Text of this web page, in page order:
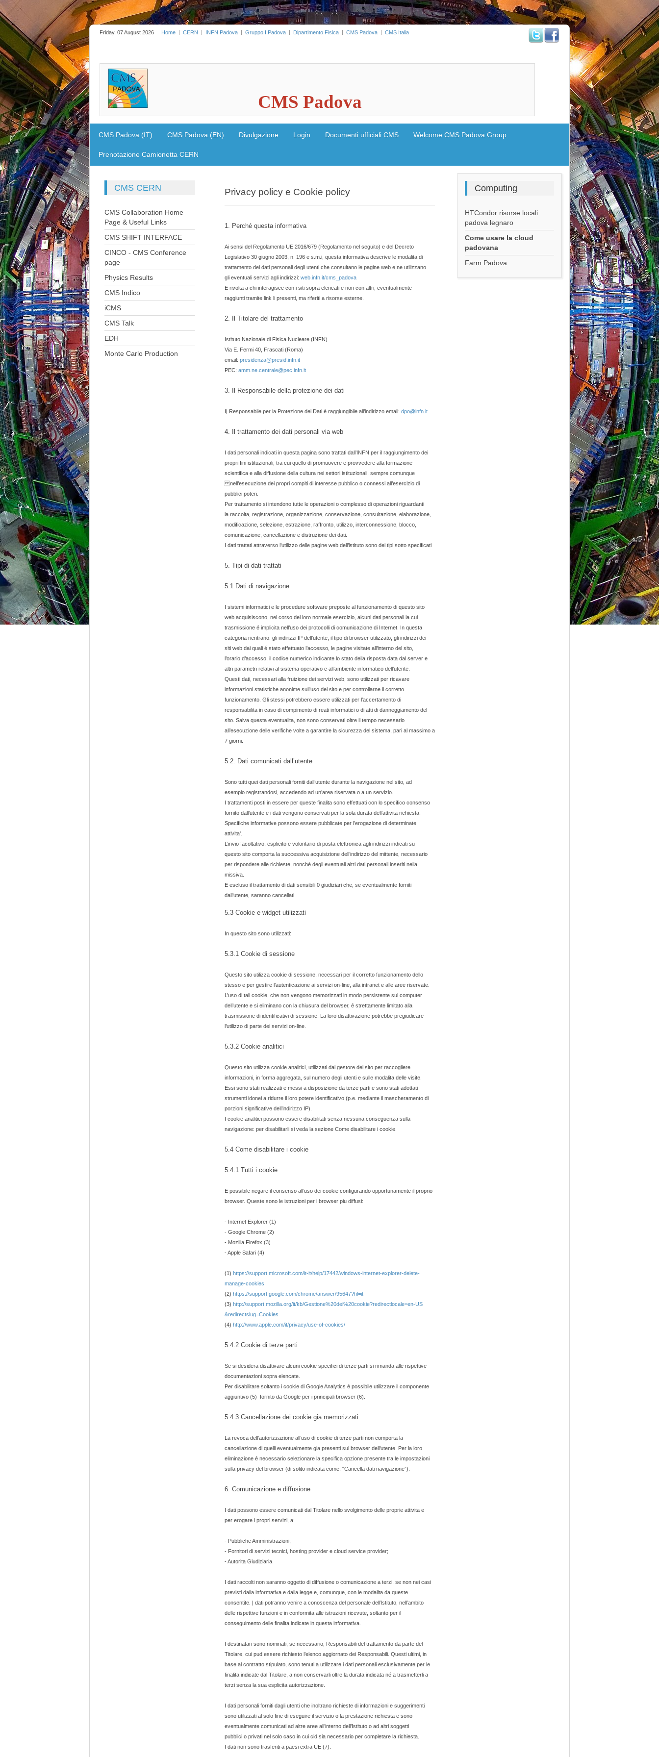
Friday, 07 August 2026 Home CERN INFN Padova Gruppo I Padova Dipartimento Fisica CMS Padova CMS Italia
                         CMS Padova
CMS Padova (IT) CMS Padova (EN) Divulgazione Login Documenti ufficiali CMS Welcome CMS Padova Group
Prenotazione Camionetta CERN
Privacy policy e Cookie policy
1. Perché questa informativa
Ai sensi del Regolamento UE 2016/679 (Regolamento nel seguito) e del Decreto
Legislativo 30 giugno 2003, n. 196 e s.m.i, questa informativa descrive le modalita di
trattamento dei dati personali degli utenti che consultano le pagine web e ne utilizzano
gli eventuali servizi agli indirizzi: web.infn.it/cms_padova
E rivolta a chi interagisce con i siti sopra elencati e non con altri, eventualmente
raggiunti tramite link li presenti, ma riferiti a risorse esterne.
2. Il Titolare del trattamento
Istituto Nazionale di Fisica Nucleare (INFN)
Via E. Fermi 40, Frascati (Roma)
email: presidenza@presid.infn.it
PEC: amm.ne.centrale@pec.infn.it
3. Il Responsabile della protezione dei dati
I| Responsabile per la Protezione dei Dati é raggiungibile all’indirizzo email: dpo@infn.it
4. Il trattamento dei dati personali via web
I dati personali indicati in questa pagina sono trattati dall’INFN per il raggiungimento dei
propri fini istituzionali, tra cui quello di promuovere e provvedere alla formazione
scientifica e alla diffusione della cultura nei settori istituzionali, sempre comunque
nell’esecuzione dei propri compiti di interesse pubblico o connessi all’esercizio di
pubblici poteri.
Per trattamento si intendono tutte le operazioni o complesso di operazioni riguardanti
la raccolta, registrazione, organizzazione, conservazione, consultazione, elaborazione,
modificazione, selezione, estrazione, raffronto, utilizzo, interconnessione, blocco,
comunicazione, cancellazione e distruzione dei dati.
I dati trattati attraverso l’utilizzo delle pagine web dell’lstituto sono dei tipi sotto specificati
5. Tipi di dati trattati
5.1 Dati di navigazione
I sistemi informatici e le procedure software preposte al funzionamento di questo sito
web acquisiscono, nel corso del loro normale esercizio, alcuni dati personali la cui
trasmissione é implicita nell’uso dei protocolli di comunicazione di Internet. In questa
categoria rientrano: gli indirizzi IP dell’utente, il tipo di browser utilizzato, gli indirizzi dei
siti web dai quali é stato effettuato l’accesso, le pagine visitate all’interno del sito,
l’orario d’accesso, il codice numerico indicante lo stato della risposta data dal server e
altri parametri relativi al sistema operativo e all’ambiente informatico dell’utente.
Questi dati, necessari alla fruizione dei servizi web, sono utilizzati per ricavare
informazioni statistiche anonime sull’uso del sito e per controllarne il corretto
funzionamento. Gli stessi potrebbero essere utilizzati per l’accertamento di
responsabilita in caso di compimento di reati informatici o di atti di danneggiamento del
sito. Salva questa eventualita, non sono conservati oltre il tempo necessario
all’esecuzione delle verifiche volte a garantire la sicurezza del sistema, pari al massimo a
7 giorni.
5.2. Dati comunicati dall’utente
Sono tutti quei dati personali forniti dall’utente durante la navigazione nel sito, ad
esempio registrandosi, accedendo ad un’area riservata o a un servizio.
I trattamenti posti in essere per queste finalita sono effettuati con lo specifico consenso
fornito dall’utente e i dati vengono conservati per la sola durata dell’attivita richiesta.
Specifiche informative possono essere pubblicate per l’erogazione di determinate
attivita'.
L’invio facoltativo, esplicito e volontario di posta elettronica agli indirizzi indicati su
questo sito comporta la successiva acquisizione dell’indirizzo del mittente, necessario
per rispondere alle richieste, nonché degli eventuali altri dati personali inseriti nella
missiva.
E escluso il trattamento di dati sensibili 0 giudiziari che, se eventualmente forniti
dall’utente, saranno cancellati.
5.3 Cookie e widget utilizzati
In questo sito sono utilizzati:
5.3.1 Cookie di sessione
Questo sito utilizza cookie di sessione, necessari per il corretto funzionamento dello
stesso e per gestire l’autenticazione ai servizi on-line, alla intranet e alle aree riservate.
L’uso di tali cookie, che non vengono memorizzati in modo persistente sul computer
dell’utente e si eliminano con la chiusura del browser, é strettamente limitato alla
trasmissione di identificativi di sessione. La loro disattivazione potrebbe pregiudicare
l’utilizzo di parte dei servizi on-line.
5.3.2 Cookie analitici
Questo sito utilizza cookie analitici, utilizzati dal gestore del sito per raccogliere
informazioni, in forma aggregata, sul numero degli utenti e sulle modalita delle visite.
Essi sono stati realizzati e messi a disposizione da terze parti e sono stati adottati
strumenti idonei a ridurre il loro potere identificativo (p.e. mediante il mascheramento di
porzioni significative dell’indirizzo IP).
I cookie analitici possono essere disabilitati senza nessuna conseguenza sulla
navigazione: per disabilitarli si veda la sezione Come disabilitare i cookie.
5.4 Come disabilitare i cookie
5.4.1 Tutti i cookie
E possibile negare il consenso all’uso dei cookie configurando opportunamente il proprio
browser. Queste sono le istruzioni per i browser piu diffusi:
- Internet Explorer (1)
- Google Chrome (2)
- Mozilla Firefox (3)
- Apple Safari (4)
(1) https://support.microsoft.com/it-it/help/17442/windows-internet-explorer-delete-
manage-cookies
(2) https://support.google.com/chrome/answer/95647?hl=it
(3) http://support.mozilla.org/it/kb/Gestione%20dei%20cookie?redirectlocale=en-US
&redirectslug=Cookies
(4) http://www.apple.com/it/privacy/use-of-cookies/
5.4.2 Cookie di terze parti
Se si desidera disattivare alcuni cookie specifici di terze parti si rimanda alle rispettive
documentazioni sopra elencate.
Per disabilitare soltanto i cookie di Google Analytics é possibile utilizzare il componente
aggiuntivo (5) fornito da Google per i principali browser (6).
5.4.3 Cancellazione dei cookie gia memorizzati
La revoca dell’autorizzazione all’uso di cookie di terze parti non comporta la
cancellazione di quelli eventualmente gia presenti sul browser dell’utente. Per la loro
eliminazione é necessario selezionare la specifica opzione presente tra le impostazioni
sulla privacy del browser (di solito indicata come: “Cancella dati navigazione”).
6. Comunicazione e diffusione
I dati possono essere comunicati dal Titolare nello svolgimento delle proprie attivita e
per erogare i propri servizi, a:
- Pubbliche Amministrazioni;
- Fornitori di servizi tecnici, hosting provider e cloud service provider;
- Autorita Giudiziaria.
I dati raccolti non saranno oggetto di diffusione o comunicazione a terzi, se non nei casi
previsti dalla informativa e dalla legge e, comunque, con le modalita da queste
consentite. | dati potranno venire a conoscenza del personale dell’lstituto, nell’ambito
delle rispettive funzioni e in conformita alle istruzioni ricevute, soltanto per il
conseguimento delle finalita indicate in questa informativa.
I destinatari sono nominati, se necessario, Responsabili del trattamento da parte del
Titolare, cui pud essere richiesto l’elenco aggiornato dei Responsabili. Questi ultimi, in
base al contratto stipulato, sono tenuti a utilizzare i dati personali esclusivamente per le
finalita indicate dal Titolare, a non conservarli oltre la durata indicata né a trasmetterli a
terzi senza la sua esplicita autorizzazione.
I dati personali forniti dagli utenti che inoltrano richieste di informazioni e suggerimenti
sono utilizzati al solo fine di eseguire il servizio o la prestazione richiesta e sono
eventualmente comunicati ad altre aree all’interno dell’Istituto o ad altri soggetti
pubblici o privati nel solo caso in cui cid sia necessario per completare la richiesta.
I dati non sono trasferiti a paesi extra UE (7).
Computing
HTCondor risorse locali
padova legnaro
Come usare la cloud
padovana
Farm Padova
CMS CERN
CMS Collaboration Home
Page & Useful Links
CMS SHIFT INTERFACE
CINCO - CMS Conference
page
Physics Results
CMS Indico
iCMS
CMS Talk
EDH
Monte Carlo Production